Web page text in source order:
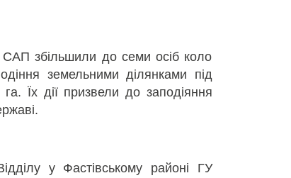
збільшили до семи осіб коло
земельними ділянками під
Їх дії призвели до заподіяння
у Фастівському районі ГУ